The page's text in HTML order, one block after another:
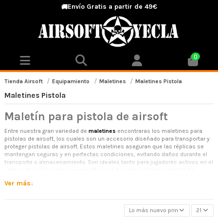
🚚Envío Gratis a partir de 49€
0
Tienda Airsoft Equipamiento Maletines Maletines Pistola
Maletines Pistola
Maletín para pistola de airsoft
Entre nuestra gran variedad de maletines encontraras los maletines para
pistolas de airsoft, los cuales son un accesorio diseñado para transportar y
proteger pistolas de airsoft. Estos maletines aseguran que las réplicas se
mantengan seguras y en perfectas condiciones, evitando daños durante el
transporte o almacenamiento. Son ideales tanto para jugadores activos en el
Los maletines para pistolas de airsoft están diseñados con una variedad de
características que garantizan la protección y seguridad de nuestras
Ver más
Lo más nuevo primero 21